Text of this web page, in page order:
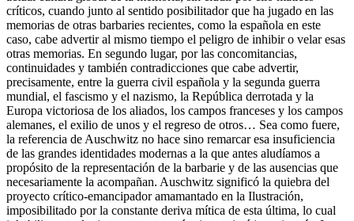
críticos, cuando junto al sentido posibilitador que ha jugado en las
memorias de otras barbaries recientes, como la española en este
caso, cabe advertir al mismo tiempo el peligro de inhibir o velar esas
otras memorias. En segundo lugar, por las concomitancias,
continuidades y también contradicciones que cabe advertir,
precisamente, entre la guerra civil española y la segunda guerra
mundial, el fascismo y el nazismo, la República derrotada y la
Europa victoriosa de los aliados, los campos franceses y los campos
alemanes, el exilio de unos y el regreso de otros… Sea como fuere,
la referencia de Auschwitz no hace sino remarcar esa insuficiencia
de las grandes identidades modernas a la que antes aludíamos a
propósito de la representación de la barbarie y de las ausencias que
necesariamente la acompañan. Auschwitz significó la quiebra del
proyecto crítico-emancipador amamantado en la Ilustración,
imposibilitado por la constante deriva mítica de esta última, lo cual